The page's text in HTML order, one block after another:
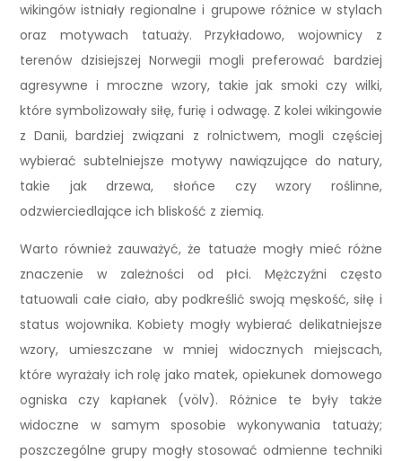
wikingów istniały regionalne i grupowe różnice w stylach
oraz motywach tatuaży. Przykładowo, wojownicy z
terenów dzisiejszej Norwegii mogli preferować bardziej
agresywne i mroczne wzory, takie jak smoki czy wilki,
które symbolizowały siłę, furię i odwagę. Z kolei wikingowie
z Danii, bardziej związani z rolnictwem, mogli częściej
wybierać subtelniejsze motywy nawiązujące do natury,
takie jak drzewa, słońce czy wzory roślinne,
odzwierciedlające ich bliskość z ziemią.
Warto również zauważyć, że tatuaże mogły mieć różne
znaczenie w zależności od płci. Mężczyźni często
tatuowali całe ciało, aby podkreślić swoją męskość, siłę i
status wojownika. Kobiety mogły wybierać delikatniejsze
wzory, umieszczane w mniej widocznych miejscach,
które wyrażały ich rolę jako matek, opiekunek domowego
ogniska czy kapłanek (völv). Różnice te były także
widoczne w samym sposobie wykonywania tatuaży;
poszczególne grupy mogły stosować odmienne techniki